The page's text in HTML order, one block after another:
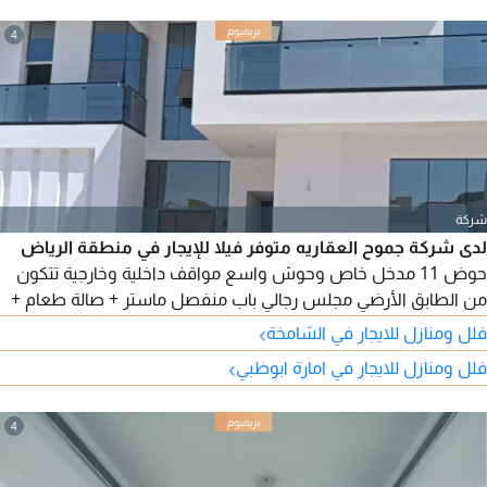
وتصميم عصري مع ستور واسع الفيلا تحتوي على نظام كاميرات
وفيها ساوند سيستم الفيلا
4
شركة
لدى شركة جموح العقاريه متوفر فيلا للإيجار في منطقة الرياض
حوض 11 مدخل خاص وحوش واسع مواقف داخلية وخارجية تتكون
من الطابق الأرضي مجلس رجالي باب منفصل ماستر + صالة طعام +
مجلس حريمي ماستر + صالة ماستر واسعه ويوجد لفت وغرفة خادمة
ماستر ومطبخ الطابق الثاني غرفة ماستر + دريسنج و2 غرفة ماستر
وصالة ماستر وواسعه
فلل ومنازل للايجار في الشامخة›
فلل ومنازل للايجار في امارة ابوظبي›
4